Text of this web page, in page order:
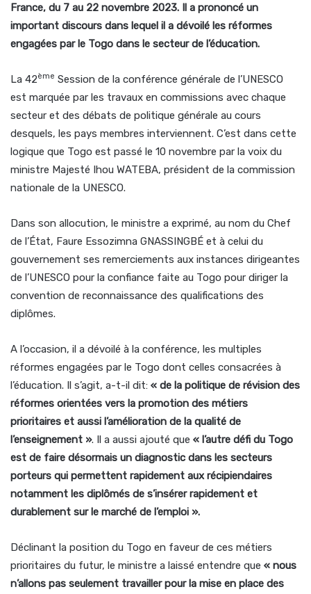
France, du 7 au 22 novembre 2023. Il a prononcé un
important discours dans lequel il a dévoilé les réformes
engagées par le Togo dans le secteur de l’éducation.
La 42ème Session de la conférence générale de l’UNESCO
est marquée par les travaux en commissions avec chaque
secteur et des débats de politique générale au cours
desquels, les pays membres interviennent. C’est dans cette
logique que Togo est passé le 10 novembre par la voix du
ministre Majesté Ihou WATEBA, président de la commission
nationale de la UNESCO.
Dans son allocution, le ministre a exprimé, au nom du Chef
de l’État, Faure Essozimna GNASSINGBÉ et à celui du
gouvernement ses remerciements aux instances dirigeantes
de l’UNESCO pour la confiance faite au Togo pour diriger la
convention de reconnaissance des qualifications des
diplômes.
A l’occasion, il a dévoilé à la conférence, les multiples
réformes engagées par le Togo dont celles consacrées à
l’éducation. Il s’agit, a-t-il dit: « de la politique de révision des
réformes orientées vers la promotion des métiers
prioritaires et aussi l’amélioration de la qualité de
l’enseignement ». Il a aussi ajouté que « l’autre défi du Togo
est de faire désormais un diagnostic dans les secteurs
porteurs qui permettent rapidement aux récipiendaires
notamment les diplômés de s’insérer rapidement et
durablement sur le marché de l’emploi ».
Déclinant la position du Togo en faveur de ces métiers
prioritaires du futur, le ministre a laissé entendre que « nous
n’allons pas seulement travailler pour la mise en place des